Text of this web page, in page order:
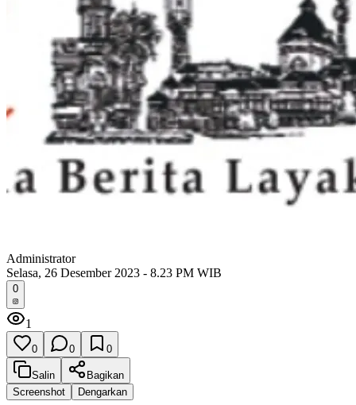
Administrator
Selasa, 26 Desember 2023 - 8.23 PM WIB
0
1
0 0 0
Salin
Bagikan
Screenshot
Dengarkan